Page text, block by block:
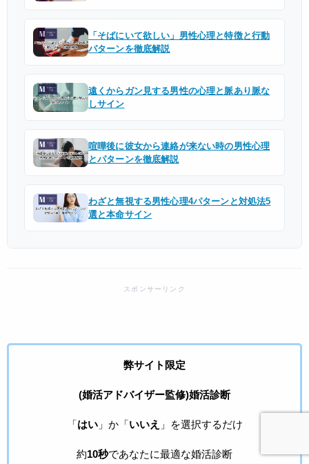
「そばにいて欲しい」男性心理と特徴と行動
パターンを徹底解説
遠くからガン見する男性の心理と脈あり脈な
しサイン
喧嘩後に彼女から連絡が来ない時の男性心理
とパターンを徹底解説
わざと無視する男性心理4パターンと対処法5
選と本命サイン
弊サイト限定
(婚活アドバイザー監修)婚活診断
「はい」か「いいえ 」を選択するだけ
約10秒であなたに最適な婚活診断